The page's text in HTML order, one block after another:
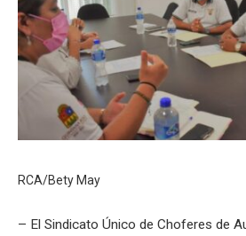
RCA/Bety May
– El Sindicato Único de Choferes de